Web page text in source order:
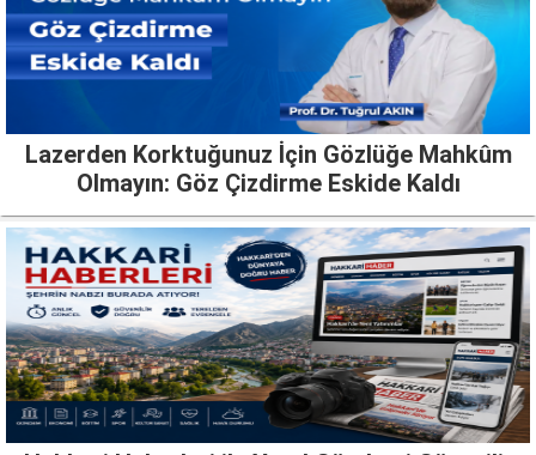
Lazerden Korktuğunuz İçin Gözlüğe Mahkûm
Olmayın: Göz Çizdirme Eskide Kaldı